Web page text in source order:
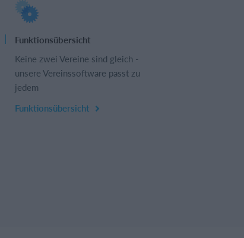
Funktionsübersicht
Keine zwei Vereine sind gleich -
unsere Vereinssoftware passt zu
jedem
Funktionsübersicht